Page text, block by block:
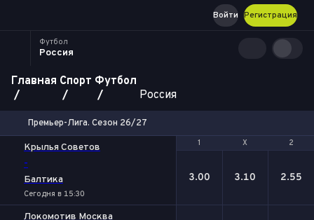
Регистрация
Войти
Футбол
Россия
Главная Спорт Футбол
Россия
Премьер-Лига. Сезон 26/27
1 Х 2
Крылья Советов
-
Балтика
Сегодня в 15:30
1 Х 2
3.00 3.10 2.55
Локомотив Москва